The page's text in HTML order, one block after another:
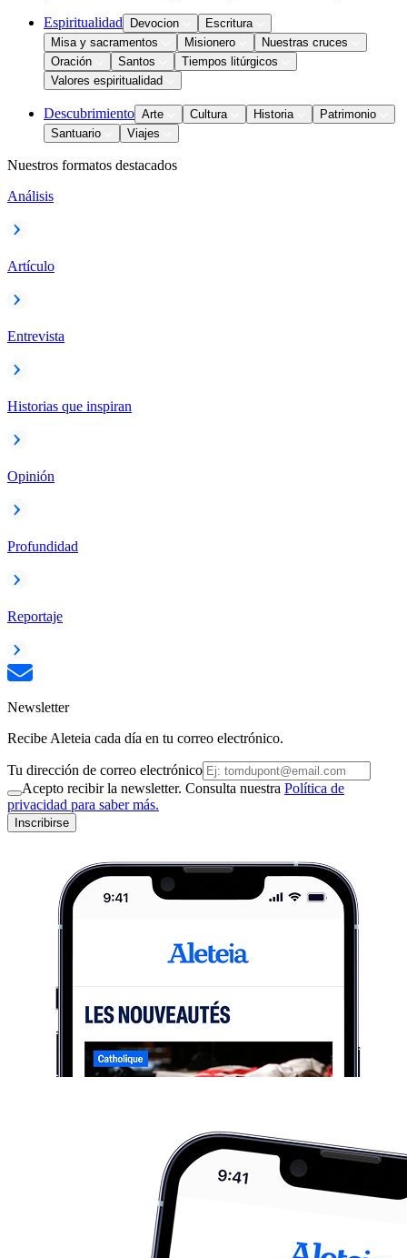
Espiritualidad Devocion
Escritura
Misa y sacramentos
Misionero
Nuestras cruces
Oración
Santos
Tiempos litúrgicos
Valores espiritualidad
Descubrimiento Arte Cultura Historia
Patrimonio
Santuario
Viajes
Nuestros formatos destacados
Análisis
Artículo
Entrevista
Historias que inspiran
Opinión
Profundidad
Reportaje
Newsletter
Recibe Aleteia cada día en tu correo electrónico.
Tu dirección de correo electrónico
Acepto recibir la newsletter. Consulta nuestra Política de
privacidad para saber más.
Inscribirse